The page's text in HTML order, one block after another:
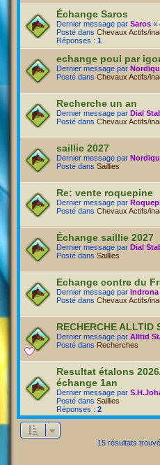
Échange Saros
Dernier message par Saros «
Posté dans Chevaux Actifs/
Réponses : 1
echange poul par
Dernier message par
Posté dans Chevaux Actifs/
Recherche un an
Dernier message par Dial
Posté dans Chevaux Actifs/
saillie 2027
Dernier message par
Posté dans Saillies
Re: vente roquepine
Dernier message par
Posté dans Chevaux Actifs/
Échange saillie 2027
Dernier message par Dial
Posté dans Saillies
Echange contre du
Dernier message par Indrona
Posté dans Chevaux Actifs/
RECHERCHE ALLTID
Dernier message par Alltid
Posté dans Recherches
Resultat étalons
échange 1an
Dernier message par
Posté dans Saillies
Réponses : 2
15 résultats